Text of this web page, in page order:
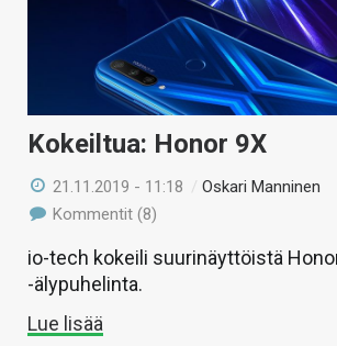
Kokeiltua: Honor 9X
21.11.2019 - 11:18 /Oskari Manninen
Kommentit (8)
io-tech kokeili suurinäyttöistä
-älypuhelinta.
Lue lisää